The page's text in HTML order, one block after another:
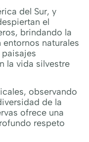
del Sur, y
el
brindando la
naturales
la vida silvestre
observando
de la
ofrece una
respeto